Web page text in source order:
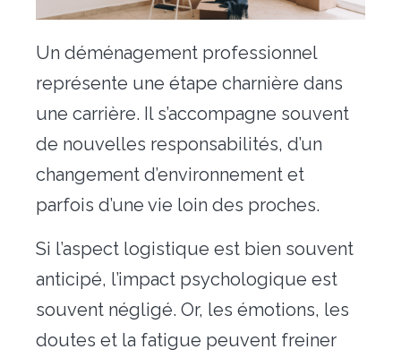
Déménagement militaire – PFMD Officielle
Transfert de bureaux
Conciergerie
Nos outils
Un déménagement professionnel
représente une étape charnière dans
une carrière. Il s’accompagne souvent
de nouvelles responsabilités, d’un
changement d’environnement et
parfois d’une vie loin des proches.
Si l’aspect logistique est bien souvent
anticipé, l’impact psychologique est
souvent négligé. Or, les émotions, les
doutes et la fatigue peuvent freiner